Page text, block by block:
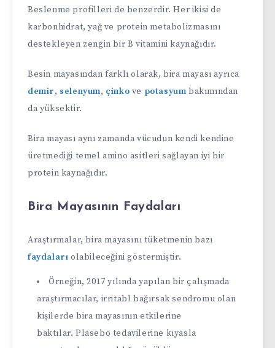
Beslenme profilleri de benzerdir. Her ikisi de
karbonhidrat, yağ ve protein metabolizmasını
destekleyen zengin bir B vitamini kaynağıdır.
Besin mayasından farklı olarak, bira mayası ayrıca
demir, selenyum, çinko ve potasyumbakımından
da yüksektir.
Bira mayası aynı zamanda vücudun kendi kendine
üretmediği temel amino asitleri sağlayan iyi bir
protein kaynağıdır.
Bira Mayasının Faydaları
Araştırmalar, bira mayasını tüketmenin bazı
faydaları olabileceğini göstermiştir.
Örneğin, 2017 yılında yapılan bir çalışmada
araştırmacılar, irritabl bağırsak sendromu olan
kişilerde bira mayasının etkilerine
baktılar. Plasebo tedavilerine kıyasla